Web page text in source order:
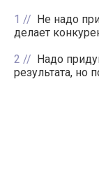
1
Не надо
делает
2
Надо
результата, но